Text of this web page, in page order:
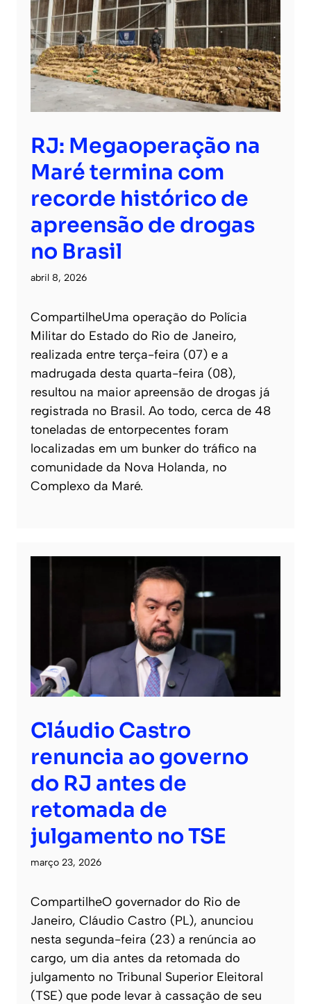
RJ: Megaoperação na
Maré termina com
recorde histórico de
apreensão de drogas
no Brasil
abril 8, 2026
CompartilheUma operação do Polícia
Militar do Estado do Rio de Janeiro,
realizada entre terça-feira (07) e a
madrugada desta quarta-feira (08),
resultou na maior apreensão de drogas já
registrada no Brasil. Ao todo, cerca de 48
toneladas de entorpecentes foram
localizadas em um bunker do tráfico na
comunidade da Nova Holanda, no
Complexo da Maré.
Cláudio Castro
renuncia ao governo
do RJ antes de
retomada de
julgamento no TSE
março 23, 2026
CompartilheO governador do Rio de
Janeiro, Cláudio Castro (PL), anunciou
nesta segunda-feira (23) a renúncia ao
cargo, um dia antes da retomada do
julgamento no Tribunal Superior Eleitoral
(TSE) que pode levar à cassação de seu